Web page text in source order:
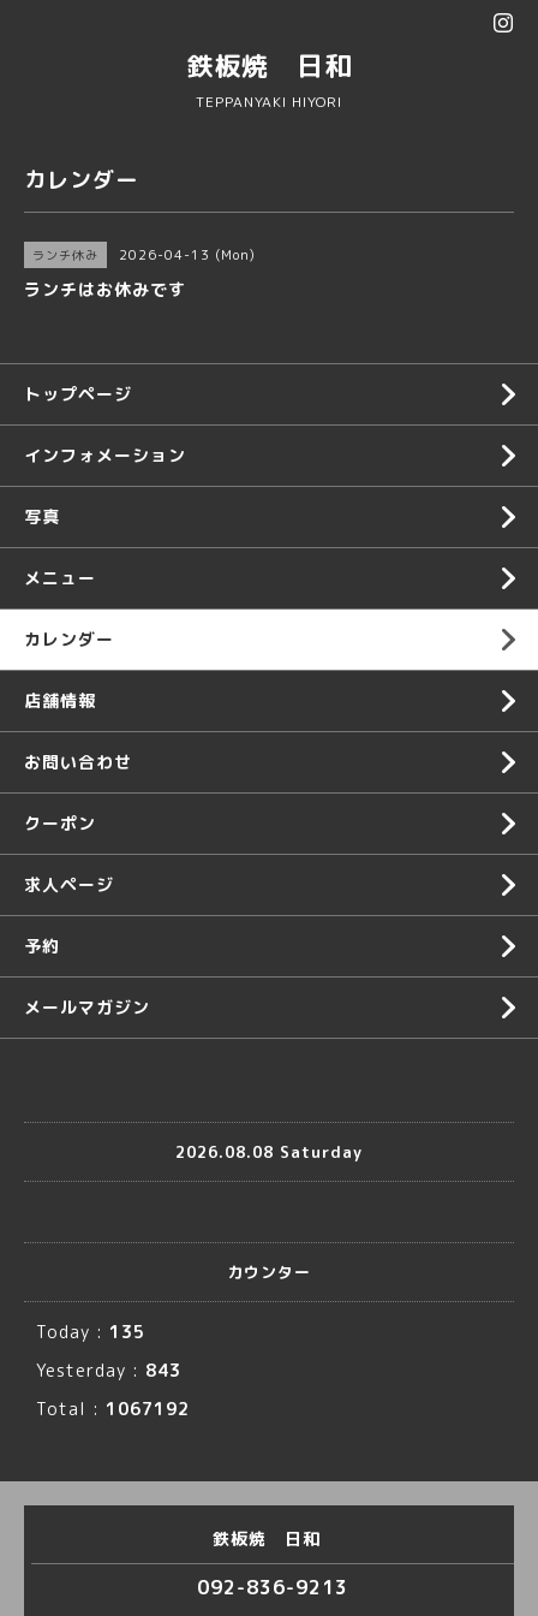
鉄板焼 日和
TEPPANYAKI HIYORI
カレンダー
ランチ休み 2026-04-13 (Mon)
ランチはお休みです
トップページ
インフォメーション
写真
メニュー
カレンダー
店舗情報
お問い合わせ
クーポン
求人ページ
予約
メールマガジン
2026.08.08 Saturday
カウンター
Today : 135
Yesterday : 843
Total : 1067192
鉄板焼 日和
092-836-9213